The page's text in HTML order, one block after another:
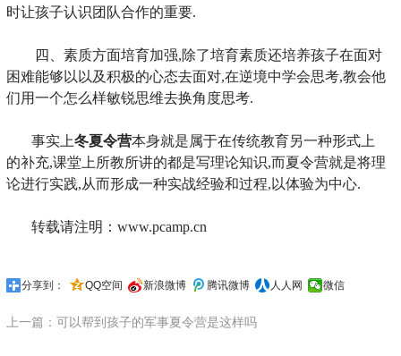
时让孩子认识团队合作的重要.
四、素质方面培育加强,除了培育素质还培养孩子在面对
困难能够以以及积极的心态去面对,在逆境中学会思考,教会他
们用一个怎么样敏锐思维去换角度思考.
事实上冬夏令营本身就是属于在传统教育另一种形式上
的补充,课堂上所教所讲的都是写理论知识,而夏令营就是将理
论进行实践,从而形成一种实战经验和过程,以体验为中心.
转载请注明：www.pcamp.cn
分享到： QQ空间 新浪微博 腾讯微博 人人网 微信
上一篇：可以帮到孩子的军事夏令营是这样吗